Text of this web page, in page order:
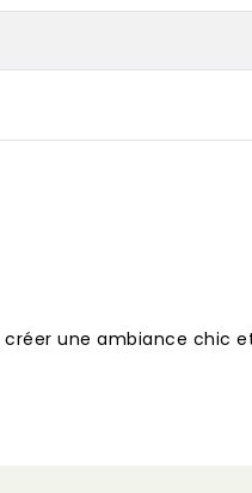
une ambiance chic